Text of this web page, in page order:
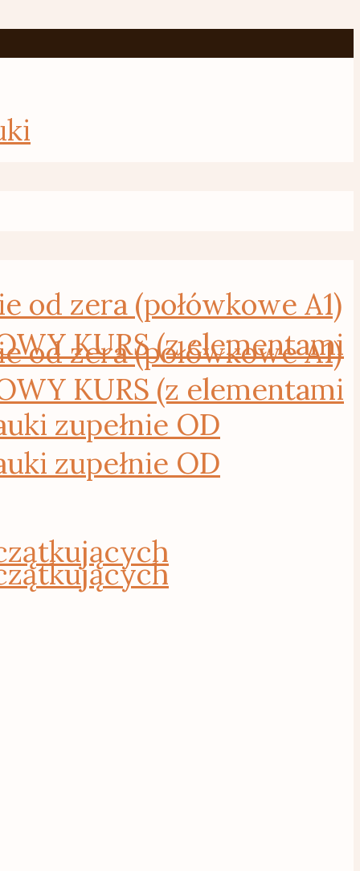
od zera (połówkowe A1)
KURS (z elementami
zupełnie OD
od zera (połówkowe A1)
KURS (z elementami
zupełnie OD